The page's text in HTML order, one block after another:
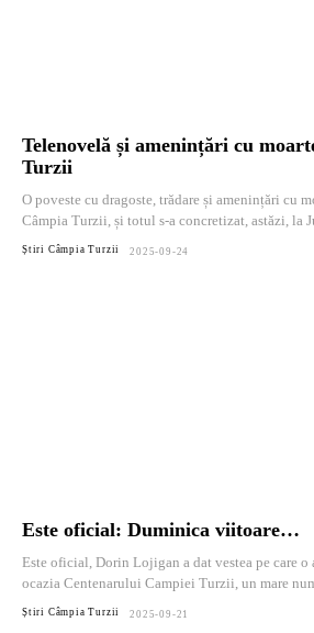
Telenovelă și amenințări cu
Turzii
O poveste cu dragoste, trădare și amenințări cu
Câmpia Turzii, și totul s-a concretizat, astăzi, la
Știri Câmpia Turzii 2025-09-24
Este oficial: Duminica viitoare…
Este oficial, Dorin Lojigan a dat vestea pe care o
ocazia Centenarului Campiei Turzii, un mare
Știri Câmpia Turzii 2025-09-21